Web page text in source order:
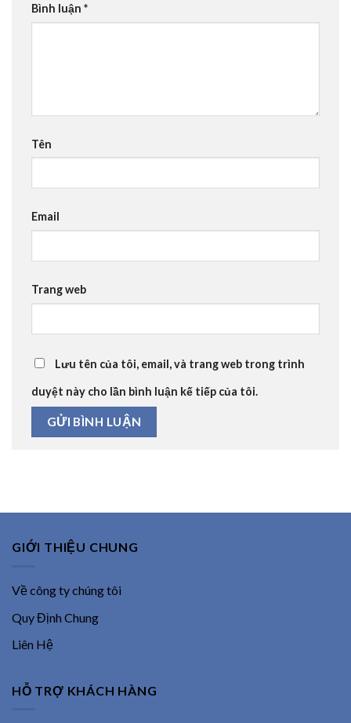
Bình luận *
Tên
Email
Trang web
Lưu tên của tôi, email, và trang web trong trình
duyệt này cho lần bình luận kế tiếp của tôi.
GIỚI THIỆU CHUNG
Về công ty chúng tôi
Quy Định Chung
Liên Hệ
HỖ TRỢ KHÁCH HÀNG